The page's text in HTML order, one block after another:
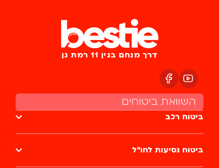
דרך מנחם בגין 11 רמת גן
השוואת ביטוחים
ביטוח רכב
ביטוח נסיעות לחו״ל